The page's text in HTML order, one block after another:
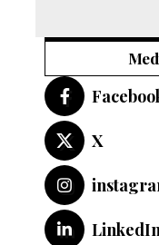
X
LinkedIn